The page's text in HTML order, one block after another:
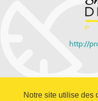
http://
Notre site utilise des